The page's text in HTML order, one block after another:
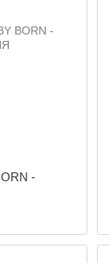
-